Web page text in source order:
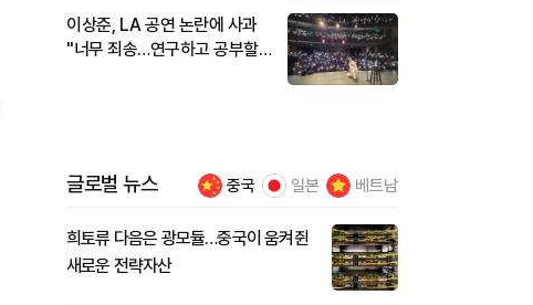
이상준, LA 공연 논란에 사과
"너무 죄송…연구하고 공부할
글로벌 뉴스 중국 일본 베트남
희토류 다음은 광모듈…중국이 움켜쥔
새로운 전략자산